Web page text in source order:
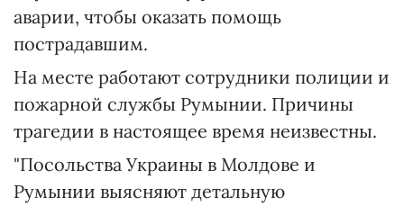
аварии, чтобы оказать помощь
пострадавшим.
На месте работают сотрудники полиции и
пожарной службы Румынии. Причины
трагедии в настоящее время неизвестны.
"Посольства Украины в Молдове и
Румынии выясняют детальную